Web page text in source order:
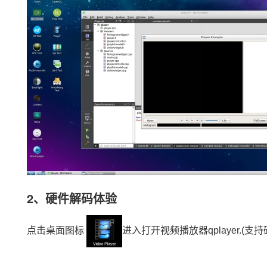
2、硬件解码体验
点击桌面图标 进入打开视频播放器qplayer.(支持